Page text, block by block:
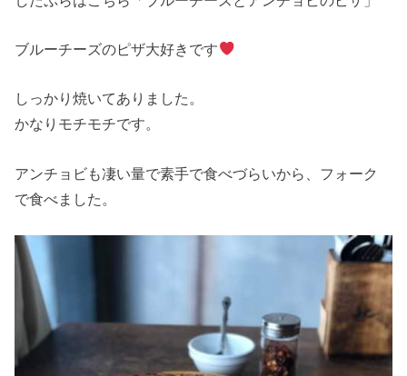
ブルーチーズのピザ大好きです
しっかり焼いてありました。
かなりモチモチです。
アンチョビも凄い量で素手で食べづらいから、フォーク
で食べました。